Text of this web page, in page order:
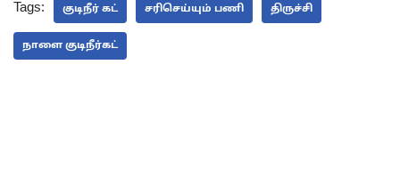
Tags: குடிநீர் கட் சரிசெய்யும் பணி திருச்சி
நாளை குடிநீர்கட்